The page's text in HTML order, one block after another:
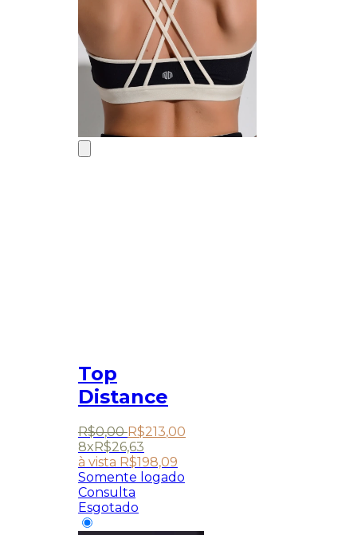
Top
Distance
R$0,00 R$213,00
8xR$26,63
à vista R$198,09
Somente logado
Consulta
Esgotado